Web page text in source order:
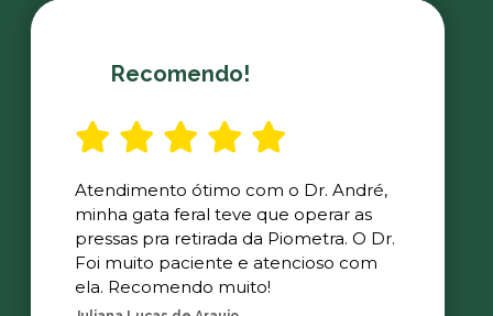
Recomendo!
Atendimento ótimo com o Dr. André,
minha gata feral teve que operar as
pressas pra retirada da Piometra. O Dr.
Foi muito paciente e atencioso com
ela. Recomendo muito!